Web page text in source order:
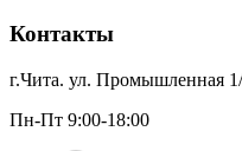
Контакты
г.Чита. ул. Промышленная
Пн-Пт 9:00-18:00